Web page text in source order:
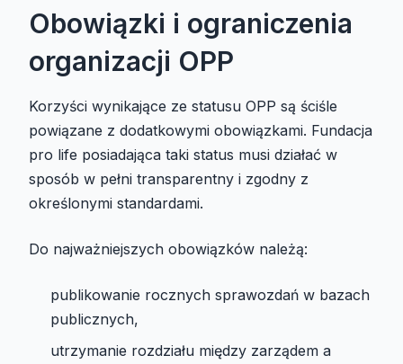
Obowiązki i ograniczenia
organizacji OPP
Korzyści wynikające ze statusu OPP są ściśle
powiązane z dodatkowymi obowiązkami. Fundacja
pro life posiadająca taki status musi działać w
sposób w pełni transparentny i zgodny z
określonymi standardami.
Do najważniejszych obowiązków należą:
publikowanie rocznych sprawozdań w bazach
publicznych,
utrzymanie rozdziału między zarządem a